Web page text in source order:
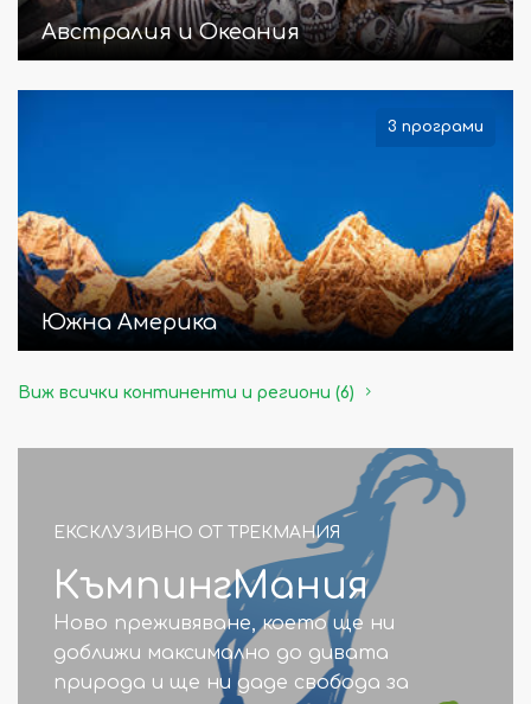
Австралия и Океания
3 програми
Южна Америка
Виж всички континенти и региони (6)
ЕКСКЛУЗИВНО ОТ ТРЕКМАНИЯ
КъмпингМания
Ново преживяване, което ще ни
доближи максимално до дивата
природа и ще ни даде свобода за